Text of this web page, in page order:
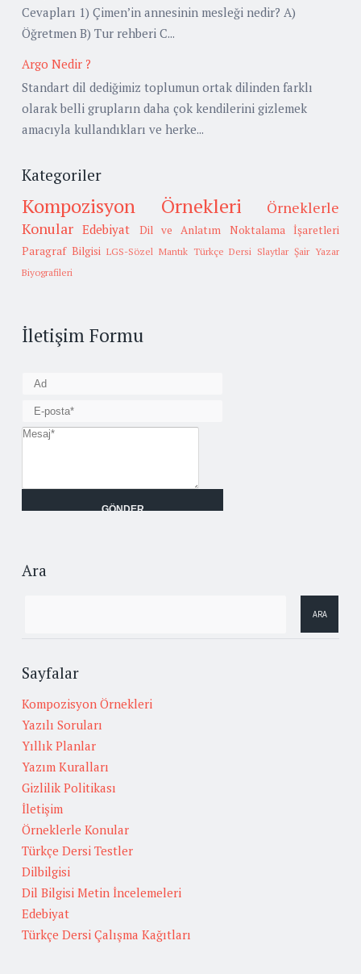
Cevapları 1) Çimen’in annesinin mesleği nedir? A)
Öğretmen B) Tur rehberi C...
Argo Nedir ?
Standart dil dediğimiz toplumun ortak dilinden farklı
olarak belli grupların daha çok kendilerini gizlemek
amacıyla kullandıkları ve herke...
Kategoriler
Kompozisyon Örnekleri
Örneklerle
Konular Edebiyat Dil ve Anlatım
Noktalama İşaretleri
Paragraf Bilgisi LGS-Sözel Mantık Türkçe Dersi Slaytlar Şair Yazar
Biyografileri
İletişim Formu
Ara
Sayfalar
Kompozisyon Örnekleri
Yazılı Soruları
Yıllık Planlar
Yazım Kuralları
Gizlilik Politikası
İletişim
Örneklerle Konular
Türkçe Dersi Testler
Dilbilgisi
Dil Bilgisi Metin İncelemeleri
Edebiyat
Türkçe Dersi Çalışma Kağıtları